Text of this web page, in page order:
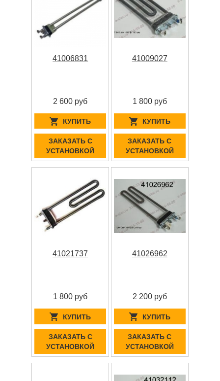
41006831
2 600 руб
КУПИТЬ
ЗАКАЗАТЬ С
УСТАНОВКОЙ
41009027
1 800 руб
КУПИТЬ
ЗАКАЗАТЬ С
УСТАНОВКОЙ
41021737
1 800 руб
КУПИТЬ
ЗАКАЗАТЬ С
УСТАНОВКОЙ
41026962
2 200 руб
КУПИТЬ
ЗАКАЗАТЬ С
УСТАНОВКОЙ